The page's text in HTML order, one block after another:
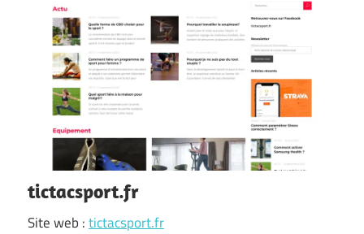
tictacsport.fr
Site web :tictacsport.fr